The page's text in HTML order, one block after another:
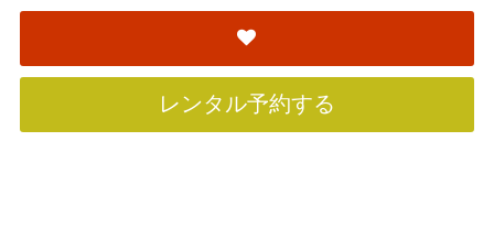
レンタル予約する